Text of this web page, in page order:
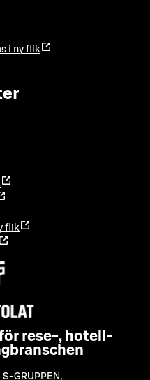
i ny flik
flik
rese-, hotell-
GRUPPEN ,